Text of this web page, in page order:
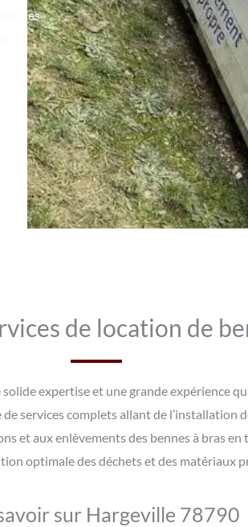
des
de location de
expertise et une grande expérience
services complets allant de l’installation
et aux enlèvements des bennes à bras
optimale des déchets et des matériaux
sur Hargeville 78790